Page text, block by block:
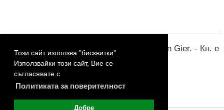
Този сайт използва "бисквитки".
Използвайки този сайт, Вие се
съгласявате с
Политиката за поверителност
Добре
Забележки:
Ориг. загл. Saphirblau / Kerstin Gier. - Кн. е
ч. 2 от трилогията "Скъпоценни камъни".